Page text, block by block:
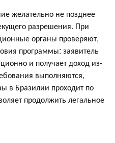
желательно не позднее
разрешения. При
органы проверяют,
программы: заявитель
и получает доход из-
выполняются,
в Бразилии проходит по
продолжить легальное